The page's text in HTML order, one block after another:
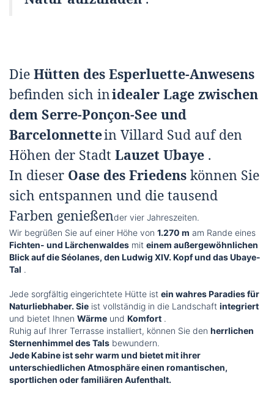
Die Hütten des Esperluette-Anwesens
befinden sich inidealer Lage zwischen
dem Serre-Ponçon-See und
Barcelonnettein Villard Sud auf den
Höhen der Stadt Lauzet Ubaye .
In dieser Oase des Friedens können Sie
sich entspannen und die tausend
Farben genießender vier Jahreszeiten.
Wir begrüßen Sie auf einer Höhe von 1.270 m am Rande eines
Fichten- und Lärchenwaldes mit einem außergewöhnlichen
Blick auf die Séolanes, den Ludwig XIV. Kopf und das Ubaye-
Tal .
Jede sorgfältig eingerichtete Hütte ist ein wahres Paradies für
Naturliebhaber. Sie ist vollständig in die Landschaft integriert
und bietet Ihnen Wärme und Komfort .
Ruhig auf Ihrer Terrasse installiert, können Sie den herrlichen
Sternenhimmel des Tals bewundern.
Jede Kabine ist sehr warm und bietet mit ihrer
unterschiedlichen Atmosphäre einen romantischen,
sportlichen oder familiären Aufenthalt.